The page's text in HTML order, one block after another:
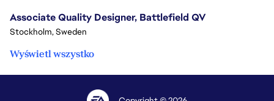
Associate Quality Designer, Battlefield QV
Stockholm, Sweden
Wyświetl wszystko